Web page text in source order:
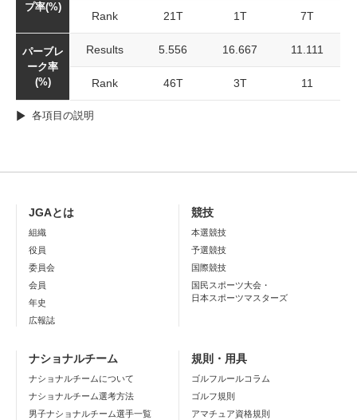
プ率(%)
Rank 21T 1T 7T
パーブレ
ーク率
(%)
Results 5.556 16.667 11.111
Rank 46T 3T 11
各項目の説明
JGAとは
組織
役員
委員会
会員
年史
広報誌
競技
本選競技
予選競技
国際競技
国民スポーツ大会・
日本スポーツマスターズ
ナショナルチーム
ナショナルチームについて
ナショナルチーム選考方法
男子ナショナルチーム選手一覧
規則・用具
ゴルフルールコラム
ゴルフ規則
アマチュア資格規則